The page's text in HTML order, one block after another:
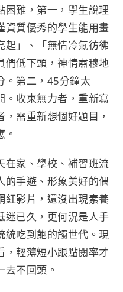
困難，第一，學生說理
資質優秀的學生能用畫
起」、「無情冷氣彷彿
們低下頭，神情肅穆地
。第二，45分鐘太
。收束無力者，重新寫
需重新想個好題目，
在家、學校、補習班流
的手遊、形象美好的偶
紅影片，還沒出現素養
迷已久，更何況是人手
統吃到飽的觸世代。現
，輕薄短小跟點閱率才
不回頭。